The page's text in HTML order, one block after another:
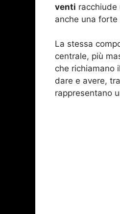
venti racchiude
anche una forte
La stessa
centrale, più
che richiamano
dare e avere,
rappresentano